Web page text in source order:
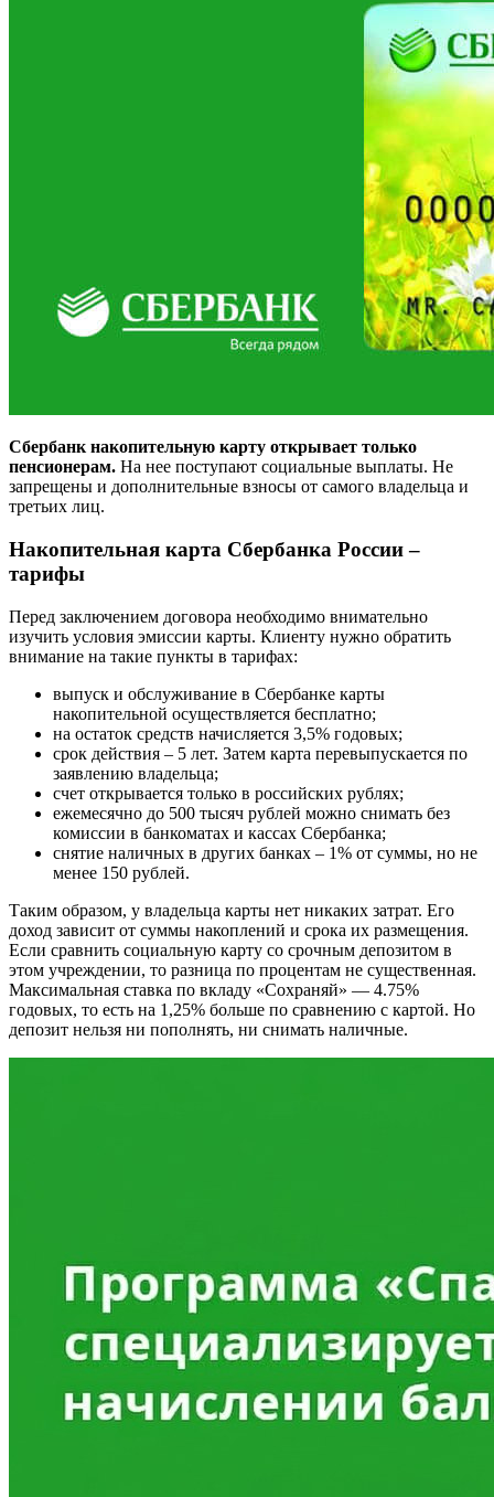
Сбербанк накопительную карту открывает только
пенсионерам. На нее поступают социальные выплаты. Не
запрещены и дополнительные взносы от самого владельца и
третьих лиц.
Накопительная карта Сбербанка России –
тарифы
Перед заключением договора необходимо внимательно
изучить условия эмиссии карты. Клиенту нужно обратить
внимание на такие пункты в тарифах:
выпуск и обслуживание в Сбербанке карты
накопительной осуществляется бесплатно;
на остаток средств начисляется 3,5% годовых;
срок действия – 5 лет. Затем карта перевыпускается по
заявлению владельца;
счет открывается только в российских рублях;
ежемесячно до 500 тысяч рублей можно снимать без
комиссии в банкоматах и кассах Сбербанка;
снятие наличных в других банках – 1% от суммы, но не
менее 150 рублей.
Таким образом, у владельца карты нет никаких затрат. Его
доход зависит от суммы накоплений и срока их размещения.
Если сравнить социальную карту со срочным депозитом в
этом учреждении, то разница по процентам не существенная.
Максимальная ставка по вкладу «Сохраняй» — 4.75%
годовых, то есть на 1,25% больше по сравнению с картой. Но
депозит нельзя ни пополнять, ни снимать наличные.